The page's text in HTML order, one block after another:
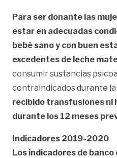
Para ser donante las
estar en adecuadas
bebé sano y con buen
excedentes de leche
consumir sustancias
contraindicados durante
recibido transfusiones ni
durante los 12 meses
Indicadores 2019-2020
Los indicadores de